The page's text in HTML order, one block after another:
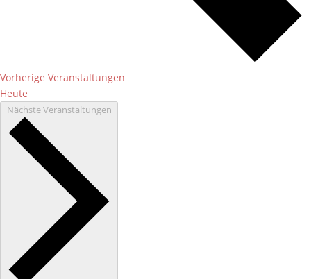
Vorherige Veranstaltungen
Heute
NächsteVeranstaltungen